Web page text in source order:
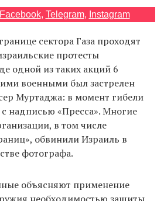
Facebook, Telegram, Instagram
сектора Газа проходят
протесты
одной из таких акций 6
военными был застрелен
Муртаджа: в момент гибели
надписью «Пресса». Многие
в том числе
обвинили Израиль в
фотографа.
объясняют применение